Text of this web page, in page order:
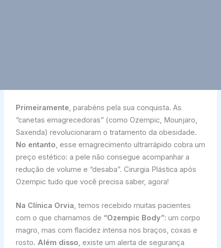
Primeiramente, parabéns pela sua conquista. As
“canetas emagrecedoras” (como Ozempic, Mounjaro,
Saxenda) revolucionaram o tratamento da obesidade.
No entanto, esse emagrecimento ultrarrápido cobra um
preço estético: a pele não consegue acompanhar a
redução de volume e “desaba”. Cirurgia Plástica após
Ozempic tudo que você precisa saber, agora!
Na Clínica Orvia, temos recebido muitas pacientes
com o que chamamos de “Ozempic Body”: um corpo
magro, mas com flacidez intensa nos braços, coxas e
rosto. Além disso, existe um alerta de segurança